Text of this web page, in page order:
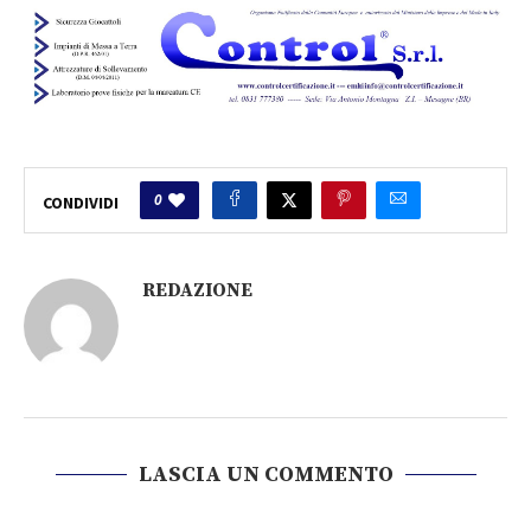
CONDIVIDI 0
REDAZIONE
LASCIA UN COMMENTO